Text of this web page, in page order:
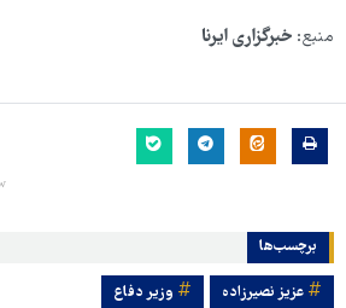
منبع: خبرگزاری ایرنا
برچسب‌ها
عزیز نصیرزاده وزیر دفاع